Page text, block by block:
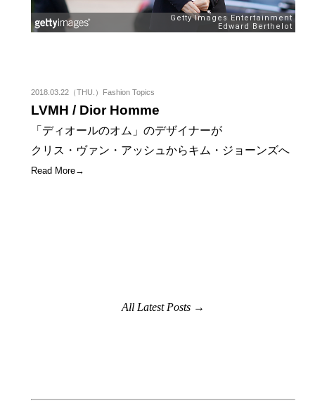
2018.03.22（THU.）Fashion Topics
LVMH / Dior Homme
「ディオールのオム」のデザイナーが
クリス・ヴァン・アッシュからキム・ジョーンズへ
Read More→
All Latest Posts →